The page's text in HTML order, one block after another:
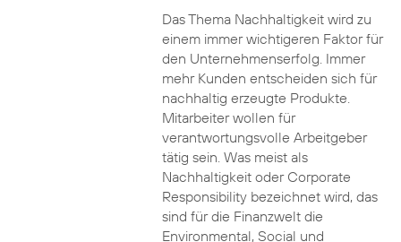
Das Thema Nachhaltigkeit wird zu
einem immer wichtigeren Faktor für
den Unternehmenserfolg. Immer
mehr Kunden entscheiden sich für
nachhaltig erzeugte Produkte.
Mitarbeiter wollen für
verantwortungsvolle Arbeitgeber
tätig sein. Was meist als
Nachhaltigkeit oder Corporate
Responsibility bezeichnet wird, das
sind für die Finanzwelt die
Environmental, Social und